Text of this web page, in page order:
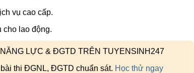
vụ cao cấp.
cho lao động.
LỰC & ĐGTD TRÊN TUYENSINH247
thi ĐGNL, ĐGTD chuẩn sát. Học thử ngay